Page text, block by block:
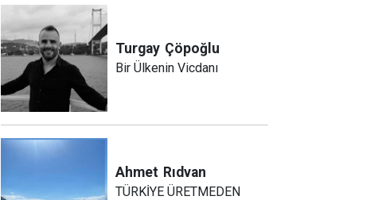
Turgay Çöpoğlu
Bir Ülkenin Vicdanı
Ahmet Rıdvan
TÜRKİYE ÜRETMEDEN